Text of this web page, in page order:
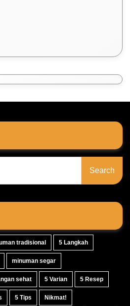
tradisional 5 Langkah
minuman segar
sehat 5 Varian 5 Resep
5 Tips Nikmat!